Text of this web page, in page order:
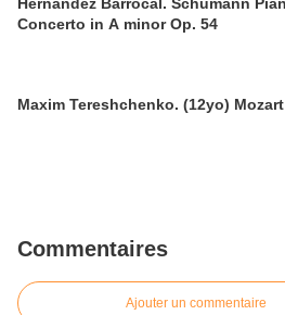
Concerto in A minor Op. 54
Maxim Tereshchenko. (12yo) Mozart
Commentaires
Ajouter un commentaire